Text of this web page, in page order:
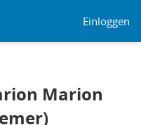
Einloggen
Marion